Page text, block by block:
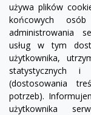
używa plików
końcowych
administrowania
usług w tym
użytkownika,
statystycznych i
(dostosowania
potrzeb).
użytkownika